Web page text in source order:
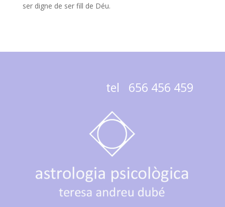
ser digne de ser fill de Déu.
tel 656 456 459